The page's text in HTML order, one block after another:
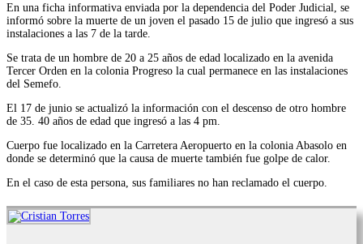
En una ficha informativa enviada por la dependencia del Poder Judicial, se
informó sobre la muerte de un joven el pasado 15 de julio que ingresó a sus
instalaciones a las 7 de la tarde.
Se trata de un hombre de 20 a 25 años de edad localizado en la avenida
Tercer Orden en la colonia Progreso la cual permanece en las instalaciones
del Semefo.
El 17 de junio se actualizó la información con el descenso de otro hombre
de 35. 40 años de edad que ingresó a las 4 pm.
Cuerpo fue localizado en la Carretera Aeropuerto en la colonia Abasolo en
donde se determinó que la causa de muerte también fue golpe de calor.
En el caso de esta persona, sus familiares no han reclamado el cuerpo.